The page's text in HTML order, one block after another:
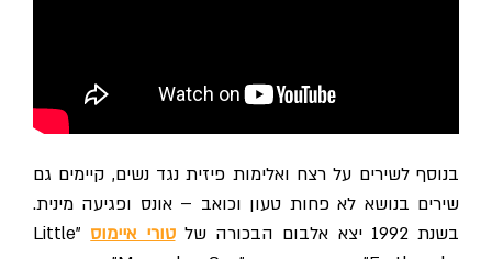
בנוסף לשירים על רצח ואלימות פיזית נגד נשים, קיימים גם
שירים בנושא לא פחות טעון וכואב – אונס ופגיעה מינית.
בשנת 1992 יצא אלבום הבכורה של
טורי איימוס
"Little